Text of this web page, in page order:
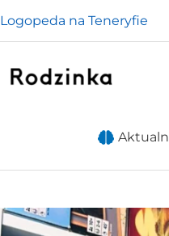
Logopeda na Teneryfie